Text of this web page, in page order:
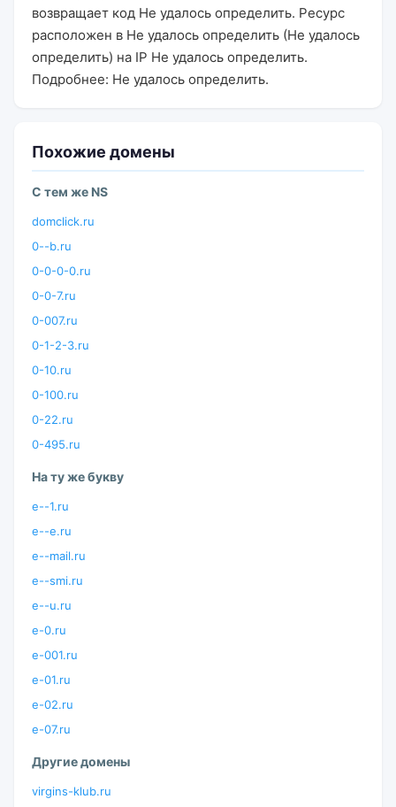
возвращает код Не удалось определить. Ресурс
расположен в Не удалось определить (Не удалось
определить) на IP Не удалось определить.
Подробнее: Не удалось определить.
Похожие домены
С тем же NS
domclick.ru
0--b.ru
0-0-0-0.ru
0-0-7.ru
0-007.ru
0-1-2-3.ru
0-10.ru
0-100.ru
0-22.ru
0-495.ru
На ту же букву
e--1.ru
e--e.ru
e--mail.ru
e--smi.ru
e--u.ru
e-0.ru
e-001.ru
e-01.ru
e-02.ru
e-07.ru
Другие домены
virgins-klub.ru